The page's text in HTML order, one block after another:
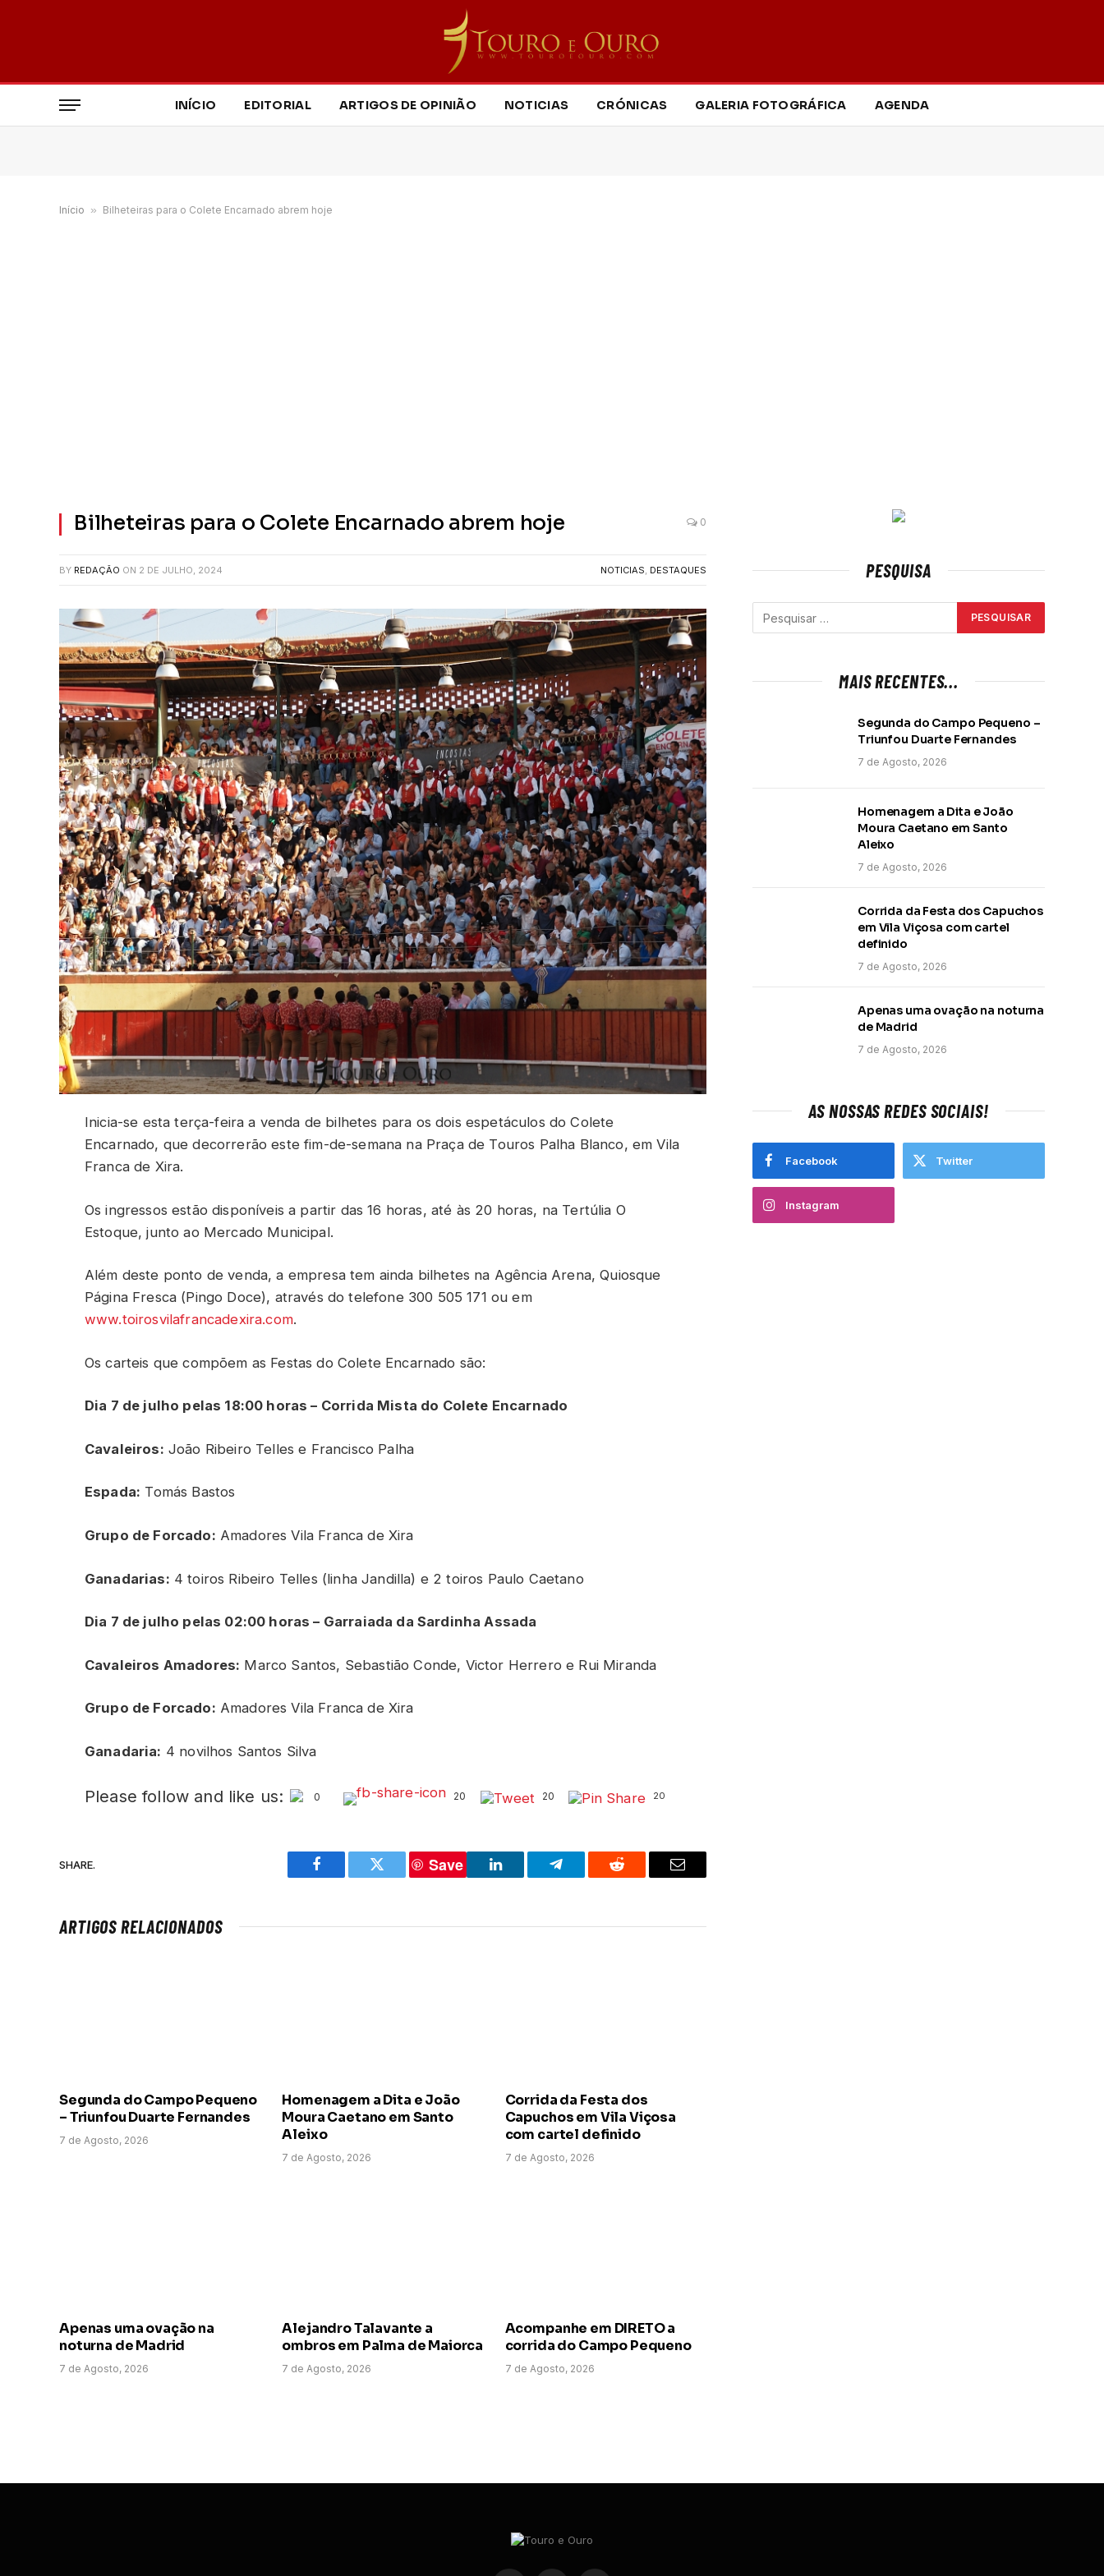
INÍCIO EDITORIAL ARTIGOS DE OPINIÃO NOTICIAS CRÓNICAS GALERIA FOTOGRÁFICA AGENDA
Início » Bilheteiras para o Colete Encarnado abrem hoje
Bilheteiras para o Colete Encarnado abrem hoje 0
BY REDAÇÃO ON 2 DE JULHO, 2024 NOTICIAS, DESTAQUES
Inicia-se esta terça-feira a venda de bilhetes para os dois espetáculos do Colete
Encarnado, que decorrerão este fim-de-semana na Praça de Touros Palha Blanco, em Vila
Franca de Xira.
Os ingressos estão disponíveis a partir das 16 horas, até às 20 horas, na Tertúlia O
Estoque, junto ao Mercado Municipal.
Além deste ponto de venda, a empresa tem ainda bilhetes na Agência Arena, Quiosque
Página Fresca (Pingo Doce), através do telefone 300 505 171 ou em
www.toirosvilafrancadexira.com.
Os carteis que compõem as Festas do Colete Encarnado são:
Dia 7 de julho pelas 18:00 horas – Corrida Mista do Colete Encarnado
Cavaleiros: João Ribeiro Telles e Francisco Palha
Espada: Tomás Bastos
Grupo de Forcado: Amadores Vila Franca de Xira
Ganadarias: 4 toiros Ribeiro Telles (linha Jandilla) e 2 toiros Paulo Caetano
Dia 7 de julho pelas 02:00 horas – Garraiada da Sardinha Assada
Cavaleiros Amadores: Marco Santos, Sebastião Conde, Victor Herrero e Rui Miranda
Grupo de Forcado: Amadores Vila Franca de Xira
Ganadaria: 4 novilhos Santos Silva
Please follow and like us: 0 20 20 20
SHARE.
Facebook Twitter
Save
LinkedIn Telegram Reddit Email
ARTIGOS RELACIONADOS
Segunda do Campo Pequeno
– Triunfou Duarte Fernandes
7 de Agosto, 2026
Homenagem a Dita e João
Moura Caetano em Santo
Aleixo
7 de Agosto, 2026
Corrida da Festa dos
Capuchos em Vila Viçosa
com cartel definido
7 de Agosto, 2026
Apenas uma ovação na
noturna de Madrid
7 de Agosto, 2026
Alejandro Talavante a
ombros em Palma de Maiorca
7 de Agosto, 2026
Acompanhe em DIRETO a
corrida do Campo Pequeno
7 de Agosto, 2026
PESQUISA
MAIS RECENTES...
Segunda do Campo Pequeno –
Triunfou Duarte Fernandes
7 de Agosto, 2026
Homenagem a Dita e João
Moura Caetano em Santo
Aleixo
7 de Agosto, 2026
Corrida da Festa dos Capuchos
em Vila Viçosa com cartel
definido
7 de Agosto, 2026
Apenas uma ovação na noturna
de Madrid
7 de Agosto, 2026
AS NOSSAS REDES SOCIAIS!
Facebook Twitter
Instagram